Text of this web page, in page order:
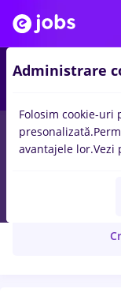
Administrare
Folosim cookie-
presonalizată.
avantajele lor.Vezi